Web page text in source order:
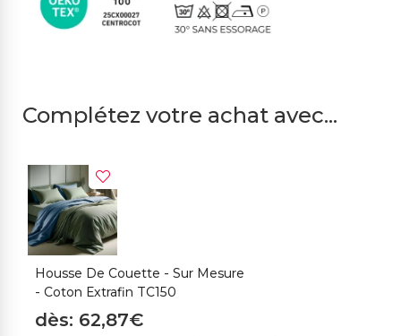
Complétez votre achat avec...
Housse De Couette - Sur Mesure
- Coton Extrafin TC150
dès: 62,87€